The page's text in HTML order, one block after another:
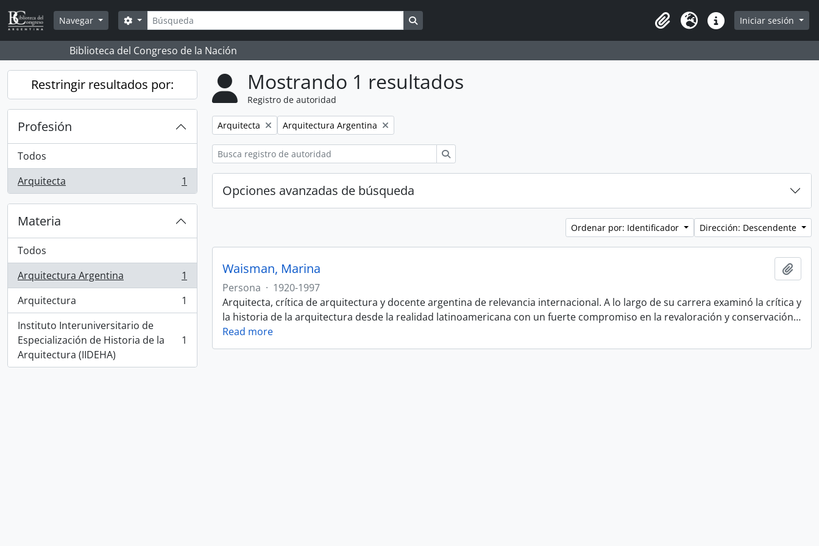
Skip to main content
Navegar
Búsqueda
Search options
Portapapeles
Idioma Enlaces rápidos
Iniciar sesión
Biblioteca del Congreso de la Nación
Restringir resultados por:
Profesión
Todos
Arquitecta
, 1 resultados 1
Materia
Todos
Arquitectura Argentina
, 1 resultados
1
Arquitectura
, 1 resultados
1
Instituto Interuniversitario de
Especialización de Historia de la
Arquitectura (IIDEHA)
, 1 resultados 1
Mostrando 1 resultados
Registro de autoridad
Remove filter:
Arquitecta Remove filter:
Arquitectura Argentina
Opciones avanzadas de búsqueda
Ordenar por: Identificador Dirección: Descendente
Waisman, Marina
Persona · 1920-1997
Arquitecta, crítica de arquitectura y docente argentina de relevancia internacional. A lo largo de su carrera examinó la crítica y
la historia de la arquitectura desde la realidad latinoamericana con un fuerte compromiso en la revaloración y conservación…
Read more